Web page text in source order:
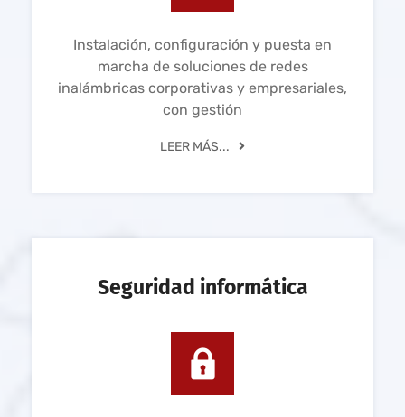
Instalación, configuración y puesta en
marcha de soluciones de redes
inalámbricas corporativas y empresariales,
con gestión
LEER MÁS...
Seguridad informática